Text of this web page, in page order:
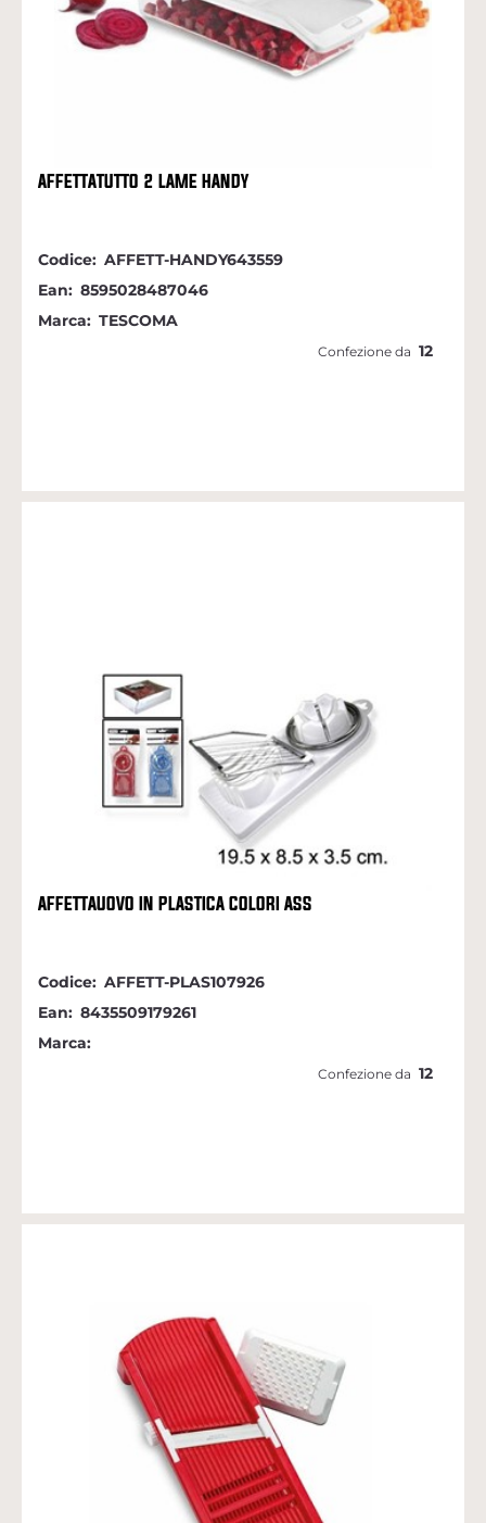
AFFETTATUTTO 2 LAME HANDY
Codice: AFFETT-HANDY643559
Ean: 8595028487046
Marca: TESCOMA
Confezione da 12
AFFETTAUOVO IN PLASTICA COLORI ASS
Codice: AFFETT-PLAS107926
Ean: 8435509179261
Marca:
Confezione da 12